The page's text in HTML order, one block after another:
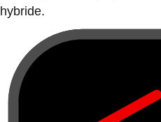
hybride.